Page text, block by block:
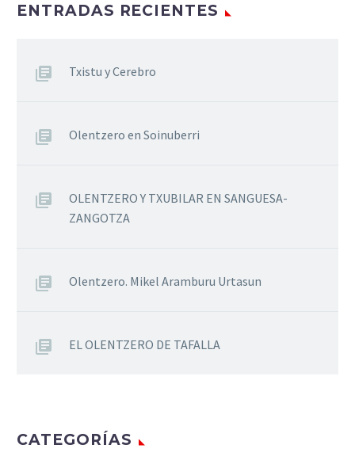
ENTRADAS RECIENTES
Txistu y Cerebro
Olentzero en Soinuberri
OLENTZERO Y TXUBILAR EN SANGUESA-
ZANGOTZA
Olentzero. Mikel Aramburu Urtasun
EL OLENTZERO DE TAFALLA
CATEGORÍAS